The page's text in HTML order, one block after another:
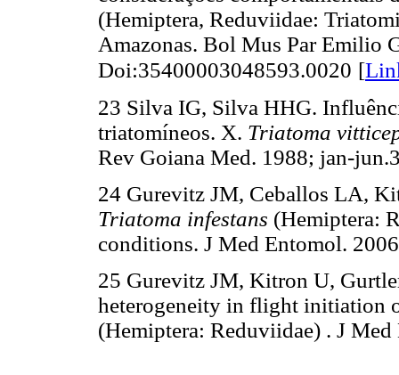
(Hemiptera, Reduviidae:
Amazonas. Bol Mus Par Emilio
Doi:35400003048593.0020 [
23 Silva IG, Silva HHG.
triatomíneos. X. Triatoma
Rev Goiana Med. 1988; jan-
24 Gurevitz JM, Ceballos LA,
Triatoma infestans (Hemiptera:
conditions. J Med Entomol.
25 Gurevitz JM, Kitron U,
heterogeneity in flight initiation
(Hemiptera: Reduviidae) . J